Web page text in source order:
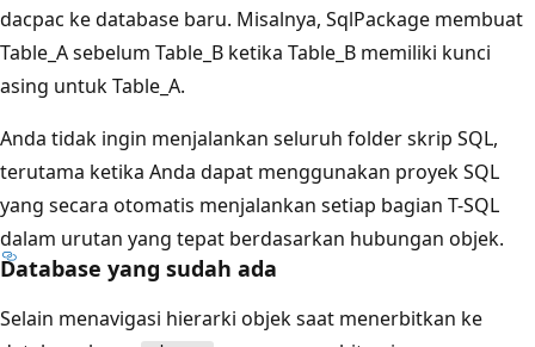
dacpac ke database baru. Misalnya, SqlPackage membuat
Table_A sebelum Table_B ketika Table_B memiliki kunci
asing untuk Table_A.
Anda tidak ingin menjalankan seluruh folder skrip SQL,
terutama ketika Anda dapat menggunakan proyek SQL
yang secara otomatis menjalankan setiap bagian T-SQL
dalam urutan yang tepat berdasarkan hubungan objek.
Database yang sudah ada
Selain menavigasi hierarki objek saat menerbitkan ke